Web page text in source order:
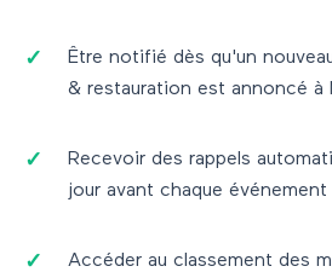
Être notifié dès qu'un
& restauration est annoncé à
Recevoir des rappels
jour avant chaque événement
Accéder au classement des